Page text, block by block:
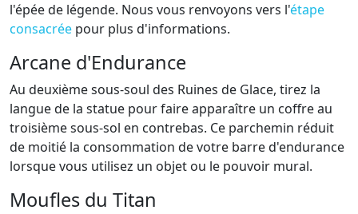
l'épée de légende. Nous vous renvoyons vers l'étape
consacrée pour plus d'informations.
Arcane d'Endurance
Au deuxième sous-soul des Ruines de Glace, tirez la
langue de la statue pour faire apparaître un coffre au
troisième sous-sol en contrebas. Ce parchemin réduit
de moitié la consommation de votre barre d'endurance
lorsque vous utilisez un objet ou le pouvoir mural.
Moufles du Titan